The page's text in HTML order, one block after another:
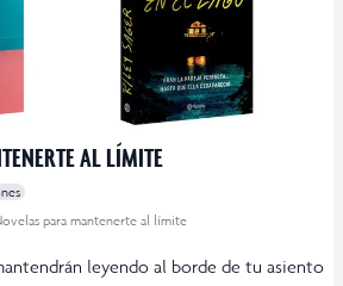
AL LÍMITE
para mantenerte al límite
leyendo al borde de tu asiento